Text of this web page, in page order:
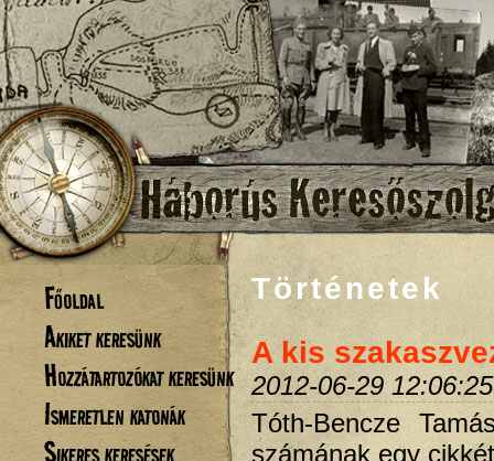
Főoldal
Akiket keresünk
Hozzátartozókat keresünk
Ismeretlen katonák
Sikeres keresések
Történetek
A kis
2012-06-29 12:06:25
Tóth-Bencze
számának egy